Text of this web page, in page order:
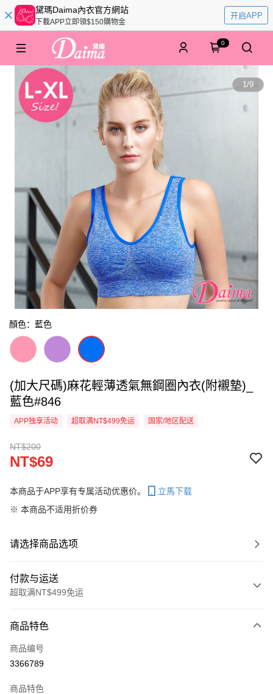
黛瑪Daima內衣官方網站
下載APP立即領$150購物金
开启APP
0
1/9
顏色：藍色
(加大尺碼)麻花輕薄透氣無鋼圈內衣(附襯墊)_
藍色#846
APP独享活动 超取满NT$499免运 国家/地区配送
NT$200
NT$69
本商品于APP享有专属活动优惠价。
立馬下载
※ 本商品不适用折价券
请选择商品选项
付款与运送
超取满NT$499免运
信用卡一次付款
超商取货付款
商品特色
商品编号
3366789
商品特色